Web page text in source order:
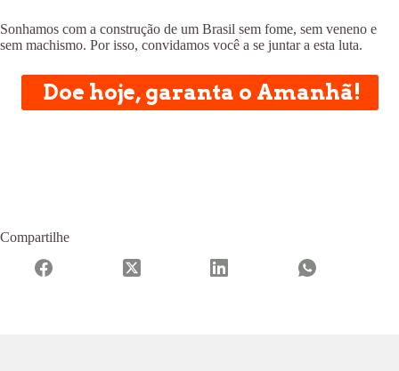
Sonhamos com a construção de um Brasil sem fome, sem veneno e
sem machismo. Por isso, convidamos você a se juntar a esta luta.
Doe hoje, garanta o Amanhã!
Compartilhe